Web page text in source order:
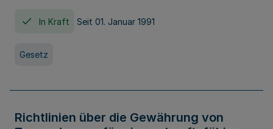
In Kraft Seit 01. Januar 1991
Gesetz
Richtlinien über die Gewährung von